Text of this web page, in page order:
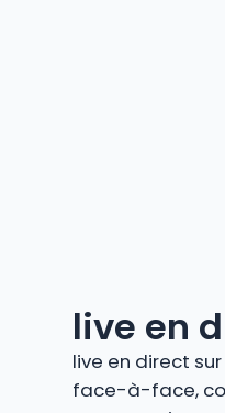
live en
live en direct
face-à-face,